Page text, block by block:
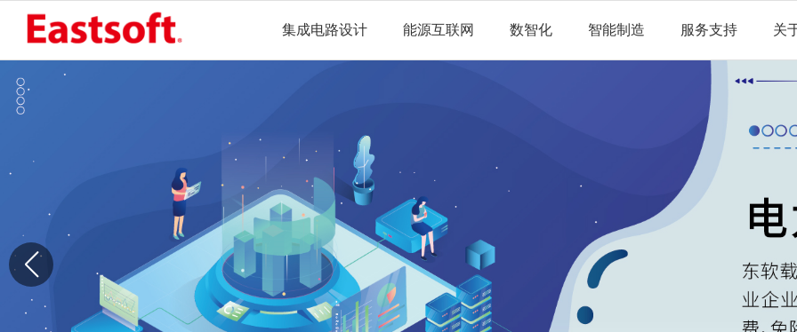
集成电路设计 能源互联网 数智化 智能制造 服务支持 关